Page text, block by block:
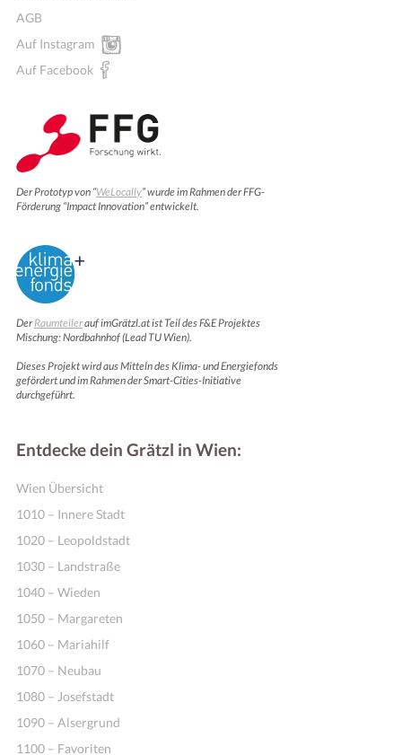
AGB
Auf Instagram
Auf Facebook
Der Prototyp von “WeLocally” wurde im Rahmen der FFG-
Förderung “Impact Innovation” entwickelt.
DerRaumteilerauf imGrätzl.at ist Teil des F&E Projektes
Mischung: Nordbahnhof (Lead TU Wien).
Dieses Projekt wird aus Mitteln des Klima- und Energiefonds
gefördert und im Rahmen der Smart-Cities-Initiative
durchgeführt.
Entdecke dein Grätzl in Wien:
Wien Übersicht
1010 – Innere Stadt
1020 – Leopoldstadt
1030 – Landstraße
1040 – Wieden
1050 – Margareten
1060 – Mariahilf
1070 – Neubau
1080 – Josefstadt
1090 – Alsergrund
1100 – Favoriten